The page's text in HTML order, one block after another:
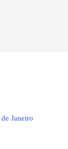
Janeiro